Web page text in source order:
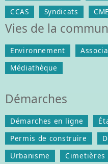
CCAS
Syndicats CME
Vies de la
Environnement
Médiathèque
Démarches
Démarches en ligne
Permis de construire
Urbanisme
Cimetières